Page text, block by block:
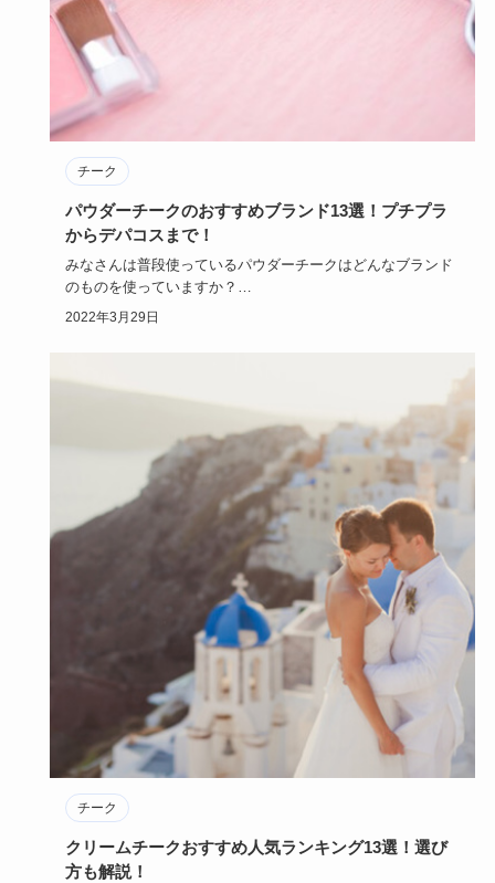
チーク
パウダーチークのおすすめブランド13選！プチプラ
からデパコスまで！
みなさんは普段使っているパウダーチークはどんなブランド
のものを使っていますか？
今回はおすすめのブランドのパウダーチーク…
2022年3月29日
チーク
クリームチークおすすめ人気ランキング13選！選び
方も解説！